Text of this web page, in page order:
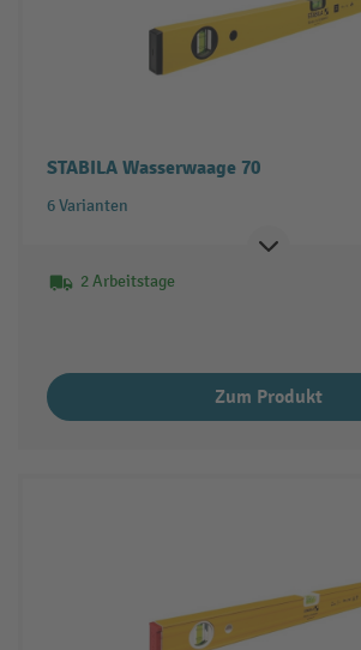
STABILA Wasserwaage 70
6 Varianten
2 Arbeitstage
Zum Produkt